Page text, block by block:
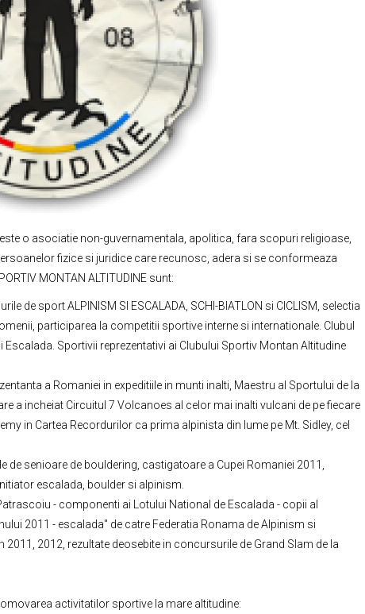
este o asociatie non-guvernamentala, apolitica, fara scopuri religioase,
fizice si juridice care recunosc, adera si se conformeaza
MONTAN ALTITUDINE sunt:
de sport ALPINISM SI ESCALADA, SCHI-BIATLON si CICLISM, selectia
participarea la competitii sportive interne si internationale. Clubul
Escalada. Sportivii reprezentativi ai Clubului Sportiv Montan Altitudine
a Romaniei in expeditiile in munti inalti, Maestru al Sportului de la
a incheiat Circuitul 7 Volcanoes al celor mai inalti vulcani de pe fiecare
in Cartea Recordurilor ca prima alpinista din lume pe Mt. Sidley, cel
de senioare de bouldering, castigatoare a Cupei Romaniei 2011,
escalada, boulder si alpinism.
- componenti ai Lotului National de Escalada - copii al
2011 - escalada" de catre Federatia Ronama de Alpinism si
2012, rezultate deosebite in concursurile de Grand Slam de la
activitatilor sportive la mare altitudine: